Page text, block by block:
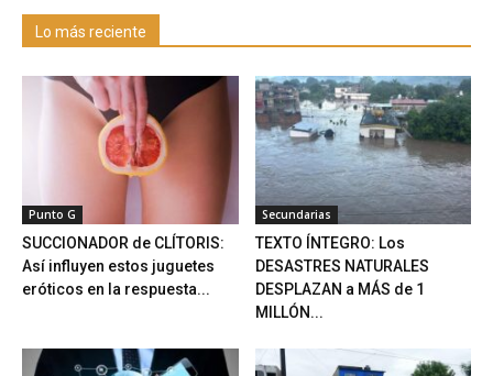
Lo más reciente
Punto G
SUCCIONADOR de CLÍTORIS:
Así influyen estos juguetes
eróticos en la respuesta...
Secundarias
TEXTO ÍNTEGRO: Los
DESASTRES NATURALES
DESPLAZAN a MÁS de 1
MILLÓN...